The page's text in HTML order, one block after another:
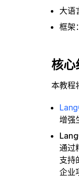
大语
框架
核心
本教程
增强
通过
支持
企业